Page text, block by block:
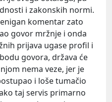
i zakonskih normi.
komentar zato
govor mržnje i onda
prijava ugase profil i
govora, država će
nema veze, jer je
i loše tumačio
taj servis primarno